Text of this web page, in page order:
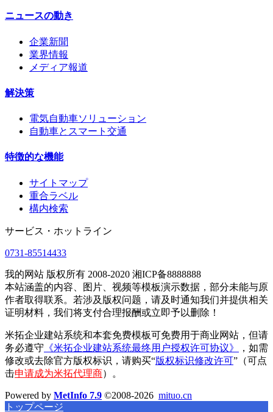
ニュースの動き
企業新聞
業界情報
メディア報道
解決策
電気自動車ソリューション
自動車とスマート交通
特徴的な機能
サイトマップ
重合ラベル
構内検索
サービス・ホットライン
0731-85514433
我的网站 版权所有 2008-2020 湘ICP备8888888
本站涵盖的内容、图片、视频等模板演示数据，部分未能与原
作者取得联系。若涉及版权问题，请及时通知我们并提供相关
证明材料，我们将支付合理报酬或立即予以删除！
米拓企业建站系统和本套免费模板可免费用于商业网站，但请
务必遵守 《米拓企业建站系统最终用户授权许可协议》
，如需
修改或去除官方版权标识，请购买“版权标识修改许可”（可点
击申请成为米拓代理商）。
Powered by MetInfo 7.9 ©2008-2026 mituo.cn
トップページ